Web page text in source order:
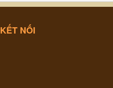
KẾT NỐI